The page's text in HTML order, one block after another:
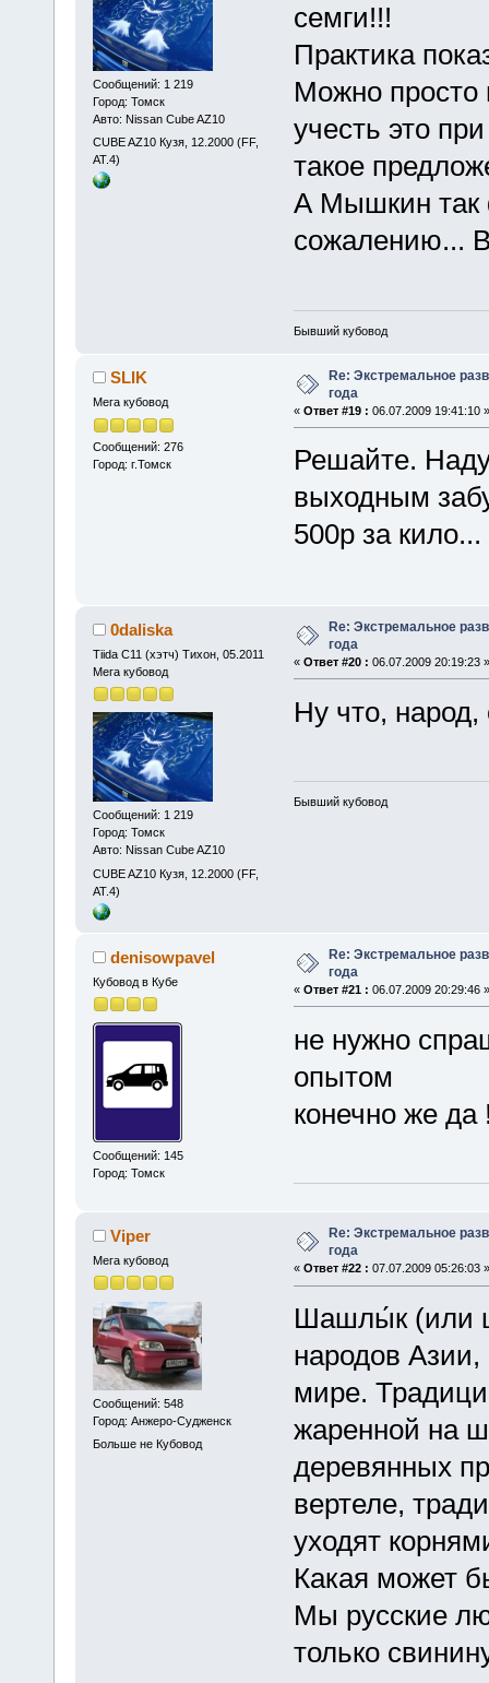
Сообщений: 1 219
Город: Томск
Авто: Nissan Cube AZ10
CUBE AZ10 Кузя, 12.2000 (FF,
АТ.4)
семги!!!
Практика
Можно просто
учесть это
такое
А Мышкин так
сожалению...
Бывший кубовод
SLIK
Мега кубовод
Сообщений: 276
Город: г.Томск
Re: Экстремальное
года
« Ответ #19 : 06.07.2009 19:41:10 »
Решайте.
выходным
500р за кило...
0daliska
Tiida C11 (хэтч) Тихон, 05.2011
Мега кубовод
Сообщений: 1 219
Город: Томск
Авто: Nissan Cube AZ10
CUBE AZ10 Кузя, 12.2000 (FF,
АТ.4)
Re: Экстремальное
года
« Ответ #20 : 06.07.2009 20:19:23 »
Ну что,
Бывший кубовод
denisowpavel
Кубовод в Кубе
Сообщений: 145
Город: Томск
Re: Экстремальное
года
« Ответ #21 : 06.07.2009 20:29:46 »
не нужно
опытом
конечно же да
Viper
Мега кубовод
Сообщений: 548
Город: Анжеро-Судженск
Больше не Кубовод
Re: Экстремальное
года
« Ответ #22 : 07.07.2009 05:26:03 »
Шашлы́к (или
народов
мире.
жаренной на
деревянных
вертеле,
уходят
Какая может
Мы русские
только